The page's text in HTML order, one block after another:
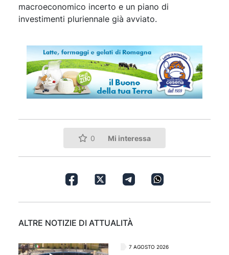
macroeconomico incerto e un piano di
investimenti pluriennale già avviato.
0 Mi interessa
ALTRE NOTIZIE DI ATTUALITÀ
7 AGOSTO 2026